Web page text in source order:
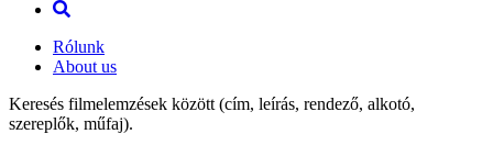
Rólunk
About us
Keresés filmelemzések között (cím, leírás, rendező, alkotó,
szereplők, műfaj).